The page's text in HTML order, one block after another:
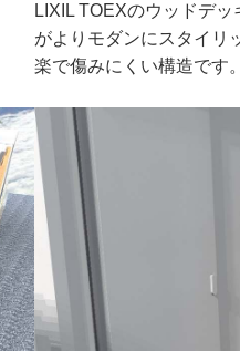
LIXIL TOEXのウッドデ
がよりモダンにスタイリ
楽で傷みにくい構造です。